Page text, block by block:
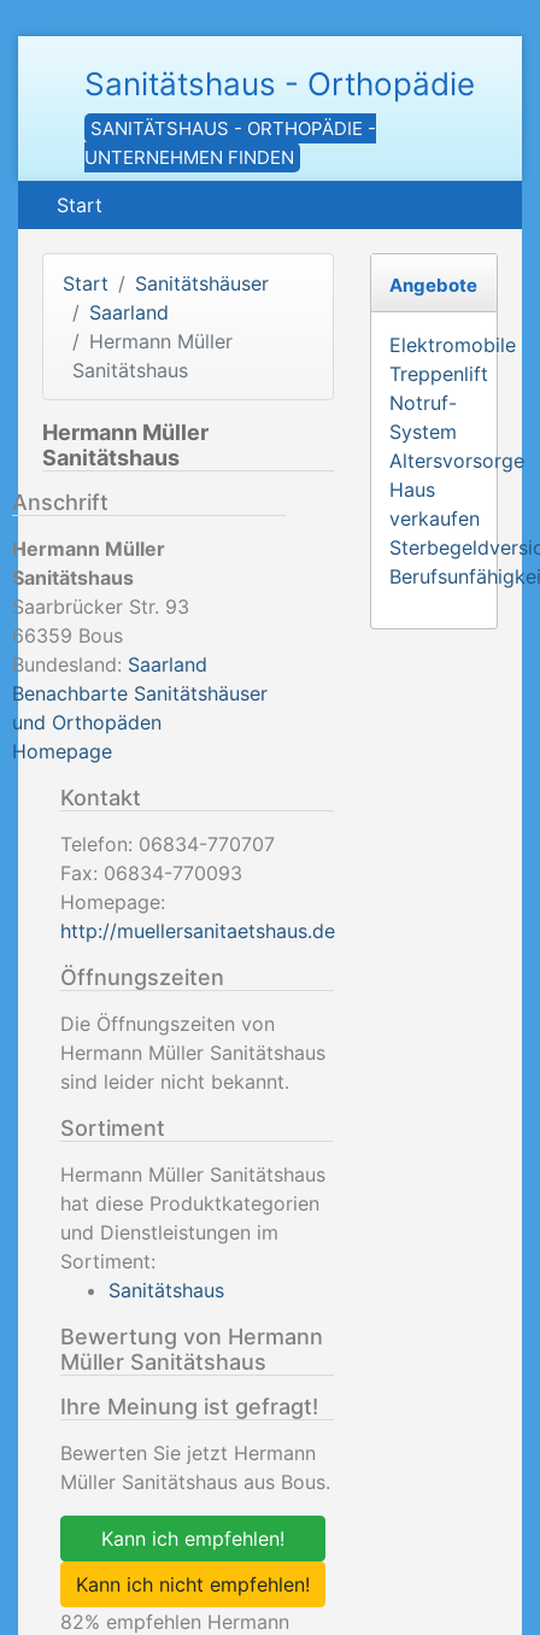
Sanitätshaus - Orthopädie
SANITÄTSHAUS - ORTHOPÄDIE -
UNTERNEHMEN FINDEN
Start
Start
Sanitätshäuser
Saarland
Hermann Müller
Sanitätshaus
Hermann Müller
Sanitätshaus
Anschrift
Hermann Müller
Sanitätshaus
Saarbrücker Str. 93
66359 Bous
Bundesland: Saarland
Benachbarte Sanitätshäuser
und Orthopäden
Homepage
Kontakt
Telefon: 06834-770707
Fax: 06834-770093
Homepage:
http://muellersanitaetshaus.de
Öffnungszeiten
Die Öffnungszeiten von
Hermann Müller Sanitätshaus
sind leider nicht bekannt.
Sortiment
Hermann Müller Sanitätshaus
hat diese Produktkategorien
und Dienstleistungen im
Sortiment:
Sanitätshaus
Bewertung von Hermann
Müller Sanitätshaus
Ihre Meinung ist gefragt!
Bewerten Sie jetzt Hermann
Müller Sanitätshaus aus Bous.
Kann ich empfehlen!
Kann ich nicht empfehlen!
82% empfehlen Hermann
Angebote
Elektromobile
Treppenlift
Notruf-
System
Altersvorsorge
Haus
verkaufen